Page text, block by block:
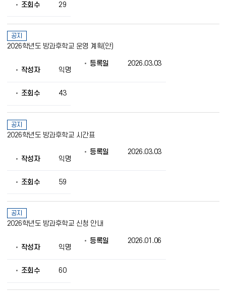
회
의
정
보
조회수 29
공지
2026학년도 방과후학교 운영 계획(안)
작성자 익명
등록일 2026.03.03
조회수 43
공지
2026학년도 방과후학교 시간표
작성자 익명
등록일 2026.03.03
조회수 59
공지
2026학년도 방과후학교 신청 안내
작성자 익명
등록일 2026.01.06
조회수 60